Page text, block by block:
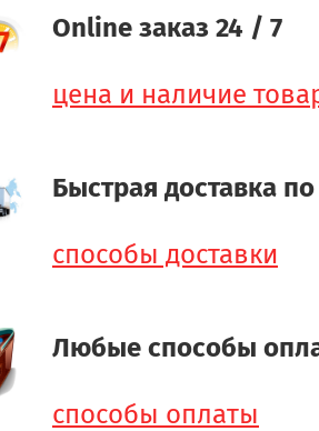
Online заказ 24 / 7
цена и наличие
Быстрая доставка
способы доставки
Любые способы
способы оплаты